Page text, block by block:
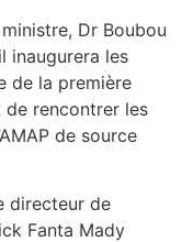
Dr Boubou
inaugurera les
de la première
de rencontrer les
de source
directeur de
Fanta Mady